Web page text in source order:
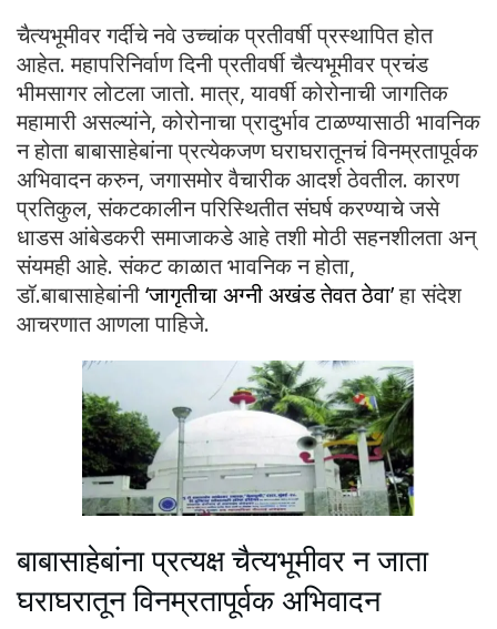
चैत्यभूमीवर गर्दीचे नवे उच्चांक प्रतीवर्षी प्रस्थापित होत
आहेत. महापरिनिर्वाण दिनी प्रतीवर्षी चैत्यभूमीवर प्रचंड
भीमसागर लोटला जातो. मात्र, यावर्षी कोरोनाची जागतिक
महामारी असल्यांने, कोरोनाचा प्रादुर्भाव टाळण्यासाठी भावनिक
न होता बाबासाहेबांना प्रत्येकजण घराघरातूनचं विनम्रतापूर्वक
अभिवादन करुन, जगासमोर वैचारीक आदर्श ठेवतील. कारण
प्रतिकुल, संकटकालीन परिस्थितीत संघर्ष करण्याचे जसे
धाडस आंबेडकरी समाजाकडे आहे तशी मोठी सहनशीलता अन्
संयमही आहे. संकट काळात भावनिक न होता,
डॉ.बाबासाहेबांनी‘जागृतीचा अग्नी अखंड तेवत ठेवा’हा संदेश
आचरणात आणला पाहिजे.
बाबासाहेबांना प्रत्यक्ष चैत्यभूमीवर न जाता
घराघरातून विनम्रतापूर्वक अभिवादन